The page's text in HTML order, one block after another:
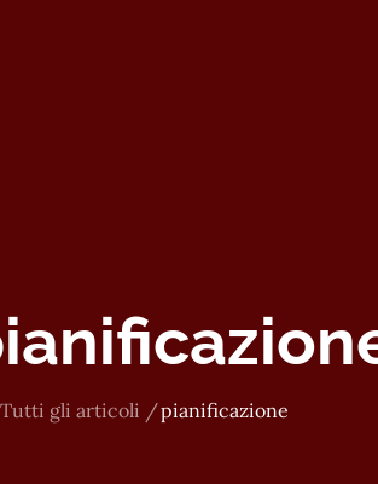
Tutti gli articoli pianificazione